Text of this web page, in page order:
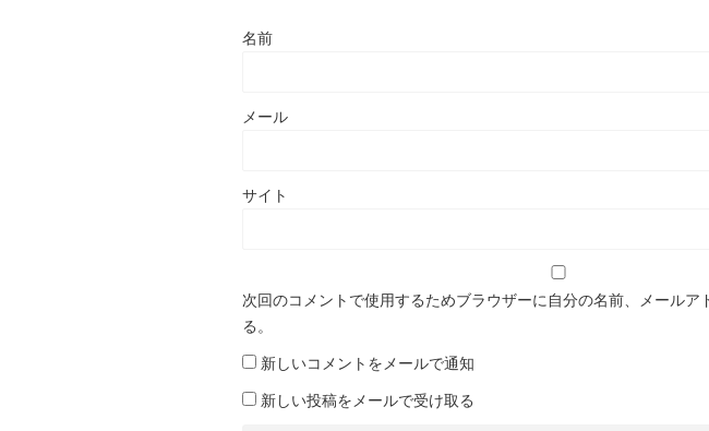
名前
メール
サイト
次回のコメントで使用するためブラウザーに自分の名前、メールア
る。
新しいコメントをメールで通知
新しい投稿をメールで受け取る